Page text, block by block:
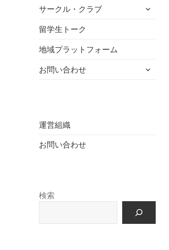
を
ュ
メ
サークル・クラブ
サ
を
留学生トーク
地域プラットフォーム
お問い合わせ
サ
運営組織
お問い合わせ
検索